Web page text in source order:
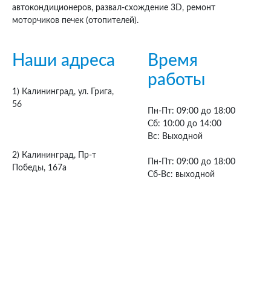
Наши адреса
1) Калининград, ул. Грига,
56
2) Калининград, Пр-т
Победы, 167а
Время
работы
Пн-Пт: 09:00 до 18:00
Сб: 10:00 до 14:00
Вс: Выходной
Пн-Пт: 09:00 до 18:00
Сб-Вс: выходной
автокондиционеров, развал-схождение 3D, ремонт
моторчиков печек (отопителей).